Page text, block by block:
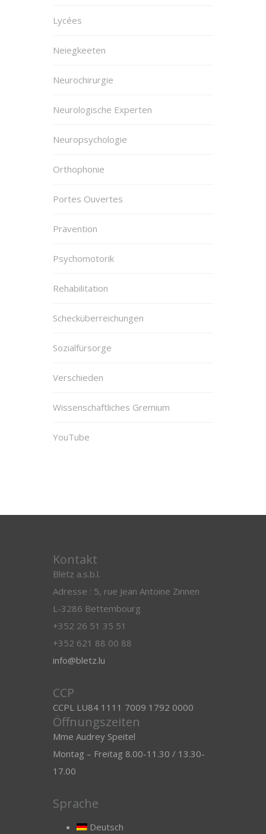
Lycées
Neiegkeeten
Neurochirurgie
Neurologische Experten
Neuropsychologie
Orthophonie
Portes Ouvertes
Prävention
Psychomotorik
Rehabilitation
Schecküberreichungen
Sozialfürsorge
Verschieden
Wissenschaftliches Gremium
YouTube
Kontakt
Blëtz a.s.b.l.
Adresse : 5, rue Jean Antoine Zinnen
L-3286 Bettembourg
+352 26 51 35 51
+352 621 88 00 88
info@bletz.lu
CCP
CCPL LU84 1111 7009 1792 0000
Öffnungszeiten
Mme Audrey Speitel
Montag – Freitag 8.00-11.30 / 13.30-
17.00
Sprache
Deutsch